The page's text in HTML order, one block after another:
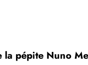
pépite Nuno